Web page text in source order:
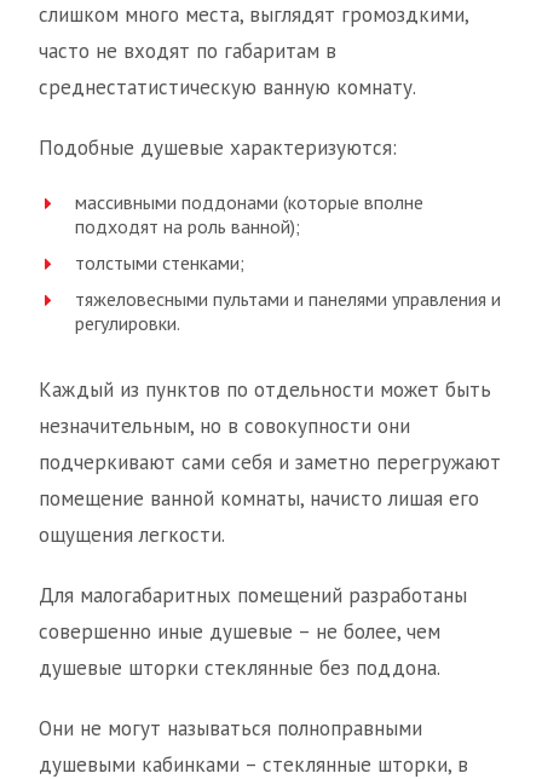
слишком много места, выглядят громоздкими,
часто не входят по габаритам в
среднестатистическую ванную комнату.
Подобные душевые характеризуются:
массивными поддонами (которые вполне
подходят на роль ванной);
толстыми стенками;
тяжеловесными пультами и панелями управления и
регулировки.
Каждый из пунктов по отдельности может быть
незначительным, но в совокупности они
подчеркивают сами себя и заметно перегружают
помещение ванной комнаты, начисто лишая его
ощущения легкости.
Для малогабаритных помещений разработаны
совершенно иные душевые – не более, чем
душевые шторки стеклянные без поддона.
Они не могут называться полноправными
душевыми кабинками – стеклянные шторки, в